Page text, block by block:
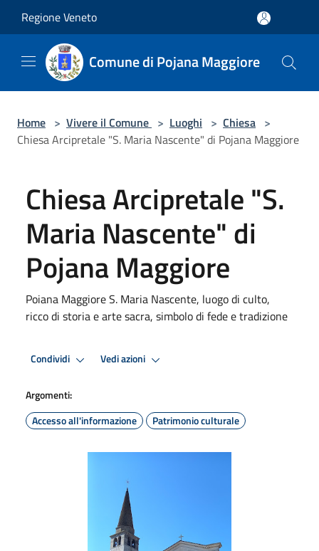
Regione Veneto
Comune di Pojana Maggiore
Home > Vivere il Comune > Luoghi > Chiesa >
Chiesa Arcipretale "S. Maria Nascente" di Pojana Maggiore
Chiesa Arcipretale "S.
Maria Nascente" di
Pojana Maggiore
Poiana Maggiore S. Maria Nascente, luogo di culto,
ricco di storia e arte sacra, simbolo di fede e tradizione
Condividi Vedi azioni
Argomenti:
Accesso all'informazione
Patrimonio culturale